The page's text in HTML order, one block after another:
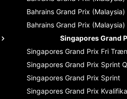
Bahrains Grand Prix (Malaysia)
Bahrains Grand Prix (Malaysia)
Singapores Grand
Singapores Grand Prix Fri
Singapores Grand Prix Sprint
Singapores Grand Prix Sprint
Singapores Grand Prix